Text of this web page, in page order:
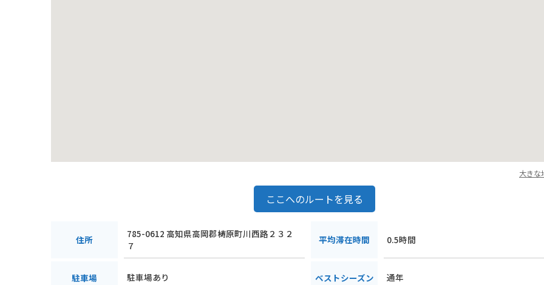
大きな
ここへのルートを見る
住所
785-0612 高知県高岡郡梼原町川西路２３２
７
平均滞在時間 0.5時間
駐車場 駐車場あり ベストシーズン 通年